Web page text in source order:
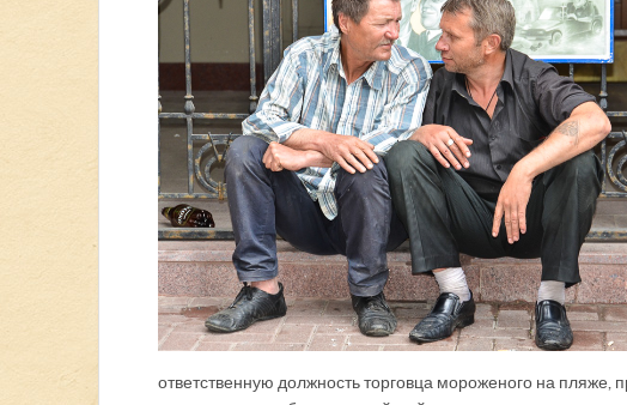
ответственную должность торговца мороженого на